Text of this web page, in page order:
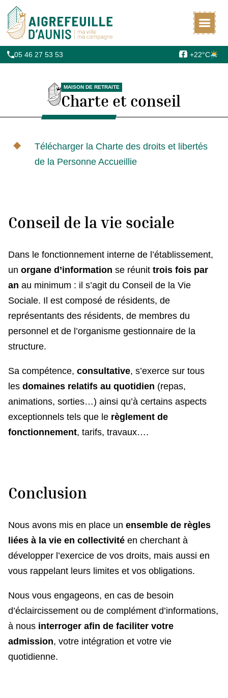
Commune d'Aigrefeuille
05 46 27 53 53 +22°C
MAISON DE RETRAITE
Charte et conseil
Télécharger la Charte des droits et libertés
de la Personne Accueillie
Conseil de la vie sociale
Dans le fonctionnement interne de l’établissement,
un organe d’information se réunit trois fois par
an au minimum : il s’agit du Conseil de la Vie
Sociale. Il est composé de résidents, de
représentants des résidents, de membres du
personnel et de l’organisme gestionnaire de la
structure.
Sa compétence, consultative, s’exerce sur tous
les domaines relatifs au quotidien (repas,
animations, sorties…) ainsi qu’à certains aspects
exceptionnels tels que le règlement de
fonctionnement, tarifs, travaux….
Conclusion
Nous avons mis en place un ensemble de règles
liées à la vie en collectivité en cherchant à
développer l’exercice de vos droits, mais aussi en
vous rappelant leurs limites et vos obligations.
Nous vous engageons, en cas de besoin
d’éclaircissement ou de complément d’informations,
à nous interroger afin de faciliter votre
admission, votre intégration et votre vie
quotidienne.